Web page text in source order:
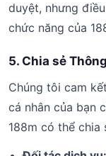
duyệt, nhưng
chức năng của
5. Chia sẻ
Chúng tôi cam
cá nhân của bạn
188m có thể